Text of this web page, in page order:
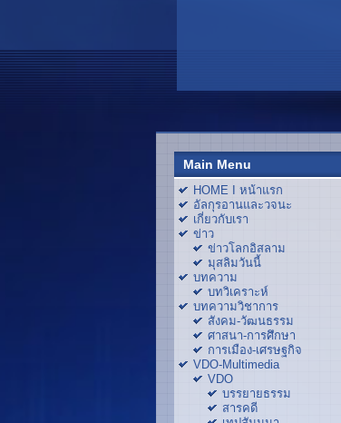
Main Menu
HOME I หน้าแรก
อัลกุรอานและวจนะ
เกี่ยวกับเรา
ข่าว
ข่าวโลกอิสลาม
มุสลิมวันนี้
บทความ
บทวิเคราะห์
บทความวิชาการ
สังคม-วัฒนธรรม
ศาสนา-การศึกษา
การเมือง-เศรษฐกิจ
VDO-Multimedia
VDO
บรรยายธรรม
สารคดี